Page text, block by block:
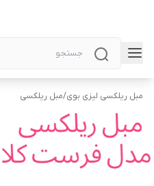
مبل ریلکسی لیزی بوی/مبل ریلکسی